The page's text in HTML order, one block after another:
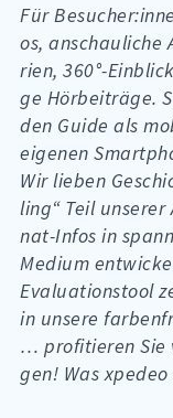
Für
os,
ri­en, 360°-
ge Hör­bei­trä­ge.
den Gui­de als
ei­ge­nen
Wir lie­ben
ling“ Teil
nat-In­fos in
Me­di­um
Eva­lua­ti­ons­tool
in un­se­re
… pro­fi­tie­ren Sie
gen! Was